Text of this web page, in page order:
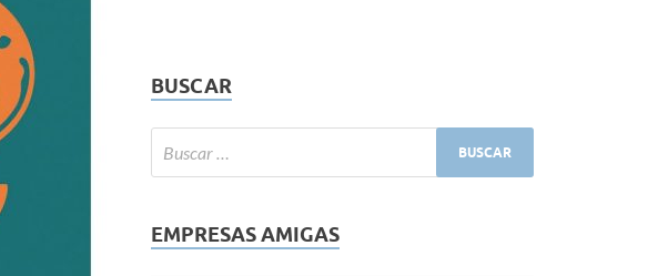
BUSCAR
EMPRESAS AMIGAS